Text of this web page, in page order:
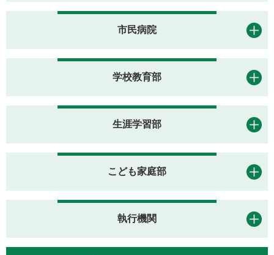
市民病院
学校教育部
生涯学習部
こども家庭部
執行機関